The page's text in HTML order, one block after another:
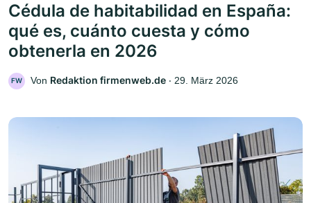
Cédula de habitabilidad en España:
qué es, cuánto cuesta y cómo
obtenerla en 2026
FW Von Redaktion firmenweb.de ‧ 29. März 2026